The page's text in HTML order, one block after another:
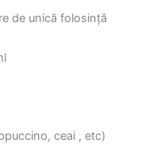
de unică folosință
ceai , etc)